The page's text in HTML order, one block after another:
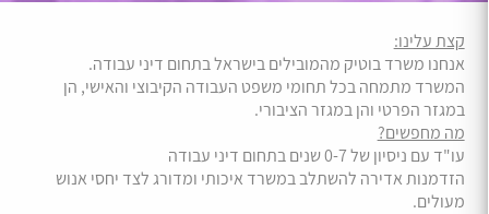
קצת עלינו:
אנחנו משרד בוטיק מהמובילים בישראל בתחום דיני עבודה.
המשרד מתמחה בכל תחומי משפט העבודה הקיבוצי והאישי, הן
במגזר הפרטי והן במגזר הציבורי.
מה מחפשים?
עו"ד עם ניסיון של 0-7 שנים בתחום דיני עבודה
הזדמנות אדירה להשתלב במשרד איכותי ומדורג לצד יחסי אנוש
מעולים.